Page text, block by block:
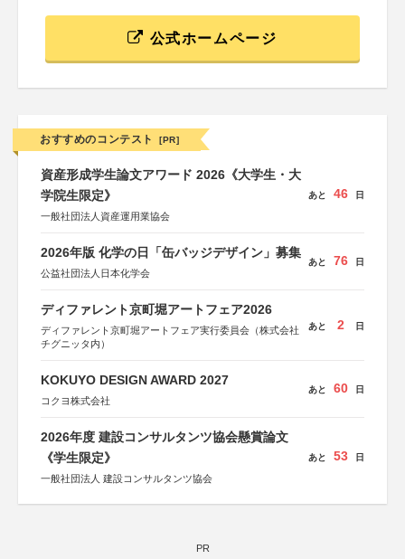
公式ホームページ
おすすめのコンテスト [PR]
資産形成学生論文アワード 2026《大学生・大
学院生限定》
一般社団法人資産運用業協会
あと 46 日
2026年版 化学の日「缶バッジデザイン」募集
公益社団法人日本化学会
あと 76 日
ディファレント京町堀アートフェア2026
ディファレント京町堀アートフェア実行委員会（株式会社
チグニッタ内）
あと 2 日
KOKUYO DESIGN AWARD 2027
コクヨ株式会社
あと 60 日
2026年度 建設コンサルタンツ協会懸賞論文
《学生限定》
一般社団法人 建設コンサルタンツ協会
あと 53 日
PR